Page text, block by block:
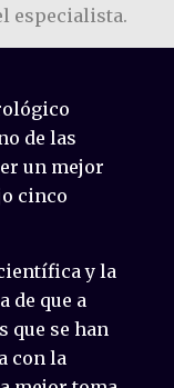
especialista.
de las
un mejor
cinco
y la
de que a
que se han
con la